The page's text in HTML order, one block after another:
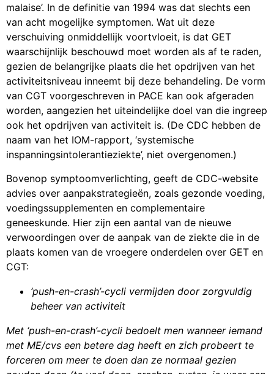
malaise’. In de definitie van 1994 was dat slechts een
van acht mogelijke symptomen. Wat uit deze
verschuiving onmiddellijk voortvloeit, is dat GET
waarschijnlijk beschouwd moet worden als af te raden,
gezien de belangrijke plaats die het opdrijven van het
activiteitsniveau inneemt bij deze behandeling. De vorm
van CGT voorgeschreven in PACE kan ook afgeraden
worden, aangezien het uiteindelijke doel van die ingreep
ook het opdrijven van activiteit is. (De CDC hebben de
naam van het IOM-rapport, ‘systemische
inspanningsintolerantieziekte’, niet overgenomen.)
Bovenop symptoomverlichting, geeft de CDC-website
advies over aanpakstrategieën, zoals gezonde voeding,
voedingssupplementen en complementaire
geneeskunde. Hier zijn een aantal van de nieuwe
verwoordingen over de aanpak van de ziekte die in de
plaats komen van de vroegere onderdelen over GET en
CGT:
‘push-en-crash’-cycli vermijden door zorgvuldig
beheer van activiteit
Met ‘push-en-crash’-cycli bedoelt men wanneer iemand
met ME/cvs een betere dag heeft en zich probeert te
forceren om meer te doen dan ze normaal gezien